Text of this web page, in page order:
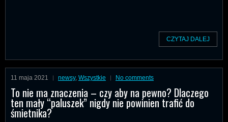
CZYTAJ DALEJ
11 maja 2021 newsy, Wszystkie No comments
To nie ma znaczenia – czy aby na pewno? Dlaczego
ten mały “paluszek” nigdy nie powinien trafić do
śmietnika?